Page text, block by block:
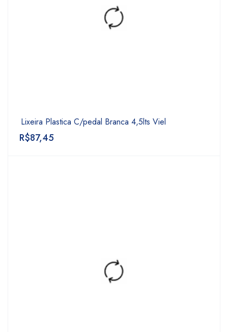
Lixeira Plastica C/pedal Branca 4,5lts Viel
R$87,45